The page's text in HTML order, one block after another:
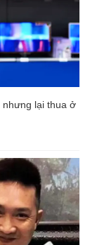
nhưng lại thua ở